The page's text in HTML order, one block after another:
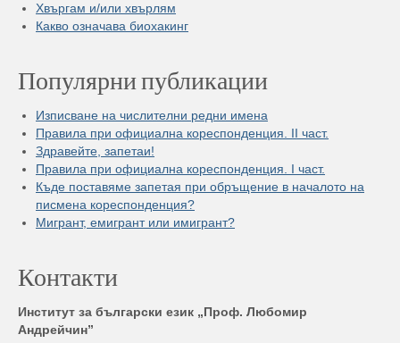
Хвъргам и/или хвърлям
Какво означава биохакинг
Популярни публикации
Изписване на числителни редни имена
Правила при официална кореспонденция. II част.
Здравейте, запетаи!
Правила при официална кореспонденция. I част.
Къде поставяме запетая при обръщение в началото на
писмена кореспонденция?
Мигрант, емигрант или имигрант?
Контакти
Институт за български език „Проф. Любомир
Андрейчин”